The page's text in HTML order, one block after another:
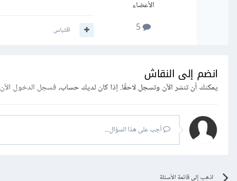
الأعضاء
5
اقتباس
انضم إلى النقاش
يمكنك أن تنشر الآن وتسجل لاحقًا. إذا كان لديك حساب،فسجل الدخول الآن
أجب على هذا السؤال...
اذهب إلى قائمة الأسئلة